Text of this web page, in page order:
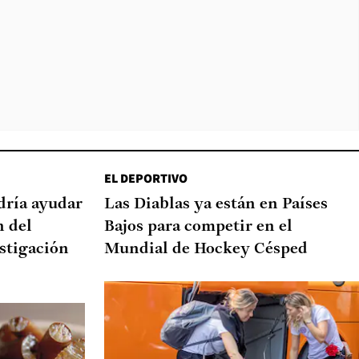
ayudar
del
EL DEPORTIVO
Las Diablas ya están en Países
Bajos para competir en el
Mundial de Hockey Césped